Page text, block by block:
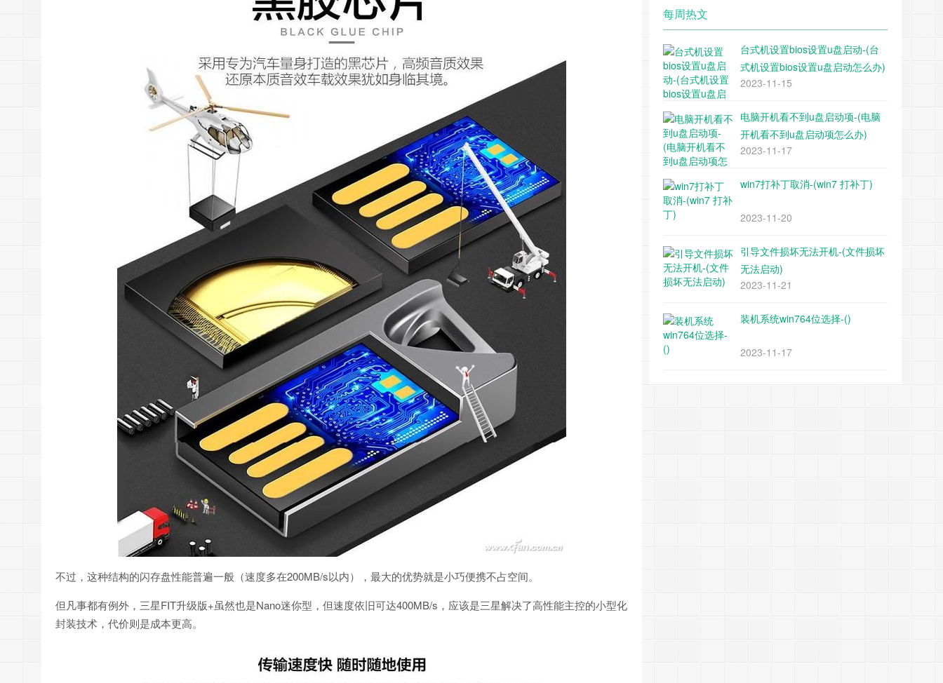
不过，这种结构的闪存盘性能普遍一般（速度多在200MB/s以内），最大的优势就是小巧便携不占空间。
但凡事都有例外，三星FIT升级版+虽然也是Nano迷你型，但速度依旧可达400MB/s，应该是三星解决了高性能主控的小型化
封装技术，代价则是成本更高。
每周热文
台式机设置bios设置u盘启动-(台
式机设置bios设置u盘启动怎么办)
2023-11-15
电脑开机看不到u盘启动项-(电脑
开机看不到u盘启动项怎么办)
2023-11-17
win7打补丁取消-(win7 打补丁)
2023-11-20
引导文件损坏无法开机-(文件损坏
无法启动)
2023-11-21
装机系统win764位选择-()
2023-11-17